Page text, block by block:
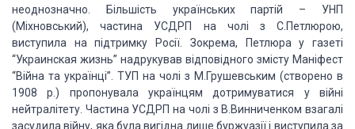
неоднозначно. Більшість українських партій – УНП
(Міхновський), частина УСДРП на чолі з С.Петлюрою,
виступила на підтримку Росії. Зокрема, Петлюра у газеті
“Украинская жизнь” надрукував відповідного змісту Маніфест
“Війна та українці”. ТУП на чолі з М.Грушевським (створено в
1908 р.) пропонувала українцям дотримуватися у війні
нейтралітету. Частина УСДРП на чолі з В.Винниченком взагалі
засудила війну, яка була вигідна лише буржуазії і виступила за